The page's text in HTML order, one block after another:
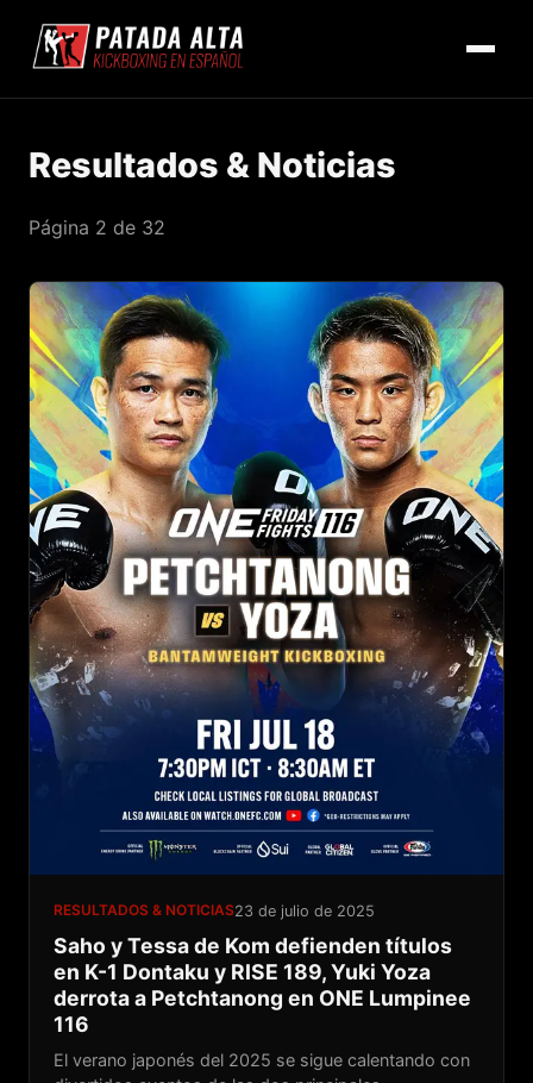
Resultados & Noticias
Página 2 de 32
RESULTADOS & NOTICIAS23 de julio de 2025
Saho y Tessa de Kom defienden títulos
en K-1 Dontaku y RISE 189, Yuki Yoza
derrota a Petchtanong en ONE Lumpinee
116
El verano japonés del 2025 se sigue calentando con